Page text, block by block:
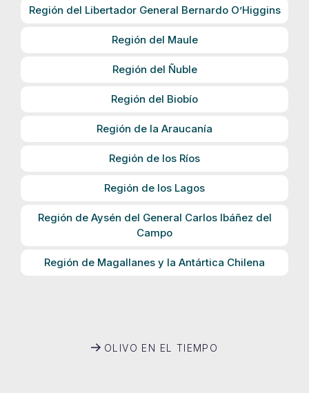
Región del Libertador General Bernardo O’Higgins
Región del Maule
Región del Ñuble
Región del Biobío
Región de la Araucanía
Región de los Ríos
Región de los Lagos
Región de Aysén del General Carlos Ibáñez del
Campo
Región de Magallanes y la Antártica Chilena
OLIVO EN EL TIEMPO